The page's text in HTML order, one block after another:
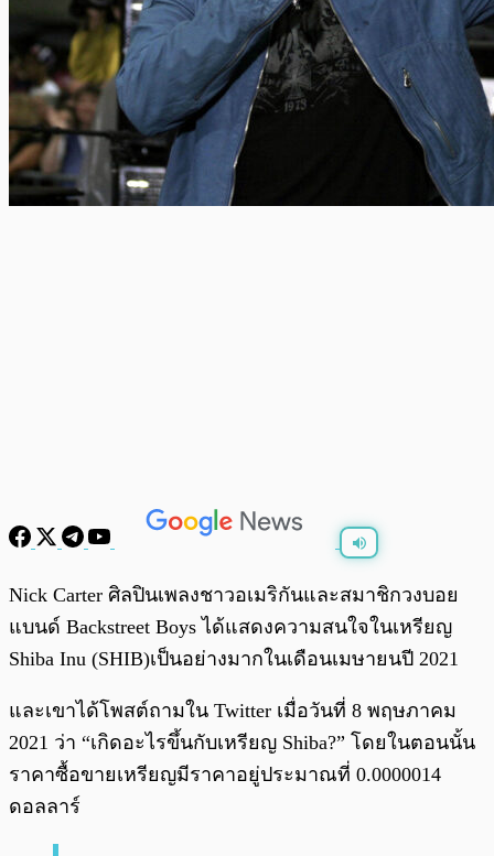
พร้อมเล่น 0:00
Nick Carter ศิลปินเพลงชาวอเมริกันและสมาชิกวงบอย
แบนด์ Backstreet Boys ได้แสดงความสนใจในเหรียญ
Shiba Inu (SHIB)เป็นอย่างมากในเดือนเมษายนปี 2021
และเขาได้โพสต์ถามใน Twitter เมื่อวันที่ 8 พฤษภาคม
2021 ว่า “เกิดอะไรขึ้นกับเหรียญ Shiba?” โดยในตอนนั้น
ราคาซื้อขายเหรียญมีราคาอยู่ประมาณที่ 0.0000014
ดอลลาร์